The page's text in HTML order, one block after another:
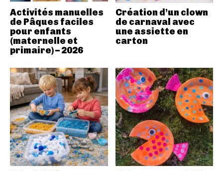
Activités manuelles
de Pâques faciles
pour enfants
(maternelle et
primaire) – 2026
Création d’un clown
de carnaval avec
une assiette en
carton